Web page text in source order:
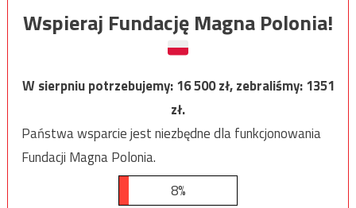
Wspieraj Fundację Magna Polonia!
W sierpniu potrzebujemy:16 500zł, zebraliśmy:1351
zł.
Państwa wsparcie jest niezbędne dla funkcjonowania
Fundacji Magna Polonia.
8%